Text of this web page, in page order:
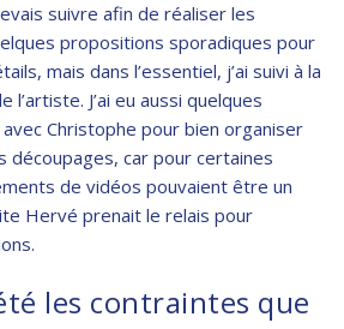
suivre afin de réaliser les
propositions sporadiques pour
mais dans l’essentiel, j’ai suivi à la
J’ai eu aussi quelques
Christophe pour bien organiser
découpages, car pour certaines
de vidéos pouvaient être un
Hervé prenait le relais pour
les contraintes que